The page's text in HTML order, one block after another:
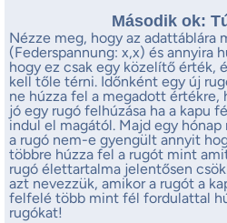
Második ok:
Nézze meg, hogy az adattáblára
(Federspannung: x,x) és annyira
hogy ez csak egy közelítő érték,
kell tőle térni. Időnként egy új
ne húzza fel a megadott értékre,
jó egy rugó felhúzása ha a kapu
indul el magától. Majd egy
a rugó nem-e gyengült annyit
többre húzza fel a rugót mint
rugó élettartalma jelentősen
azt nevezzük, amikor a rugót a
felfelé több mint fél fordulattal
rugókat!